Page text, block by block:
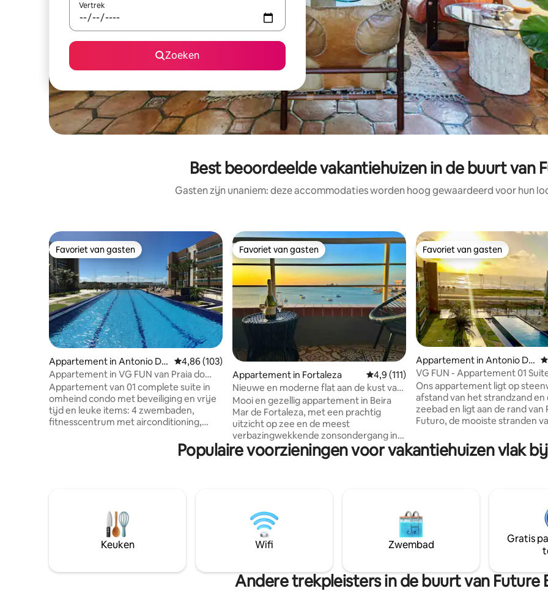
Vertrek
Zoeken
Best beoordeelde vakantiehuizen in de buurt van
Gasten zijn unaniem: deze accommodaties worden hoog gewaardeerd voor hun
Favoriet van gasten
Favoriet van gasten
Appartement in Antonio Dio
go
Gemiddelde beoordeling van 4,86 op 5, 103 recensies
4,86 (103)
Appartement in VG FUN van Praia do
Futuro
Appartement van 01 complete suite in
omheind condo met beveiliging en vrije
tijd en leuke items: 4 zwembaden,
fitnesscentrum met airconditioning,
het appartement zijn er bed- en
badlinnen, een volledige keuken met een
tv met een eenpersoonsbed in de
woonkamer. We hebben airconditioning
in de slaapkamer en woonkamer. Het
appartement heeft gratis wifi van
overdekte parkeerplaats.
Favoriet van gasten
Favoriet van gasten
Appartement in Fortaleza Gemiddelde beoordeling van 4,9 op 5, 111
4,9 (111)
Nieuwe en moderne flat aan de kust van
Fortaleza
Mooi en gezellig appartement in Beira
Mar de Fortaleza, met een prachtig
uitzicht op zee en de meest
verbazingwekkende zonsondergang in
de stad. Onlangs gerenoveerd, het
appartement heeft een complete
appartement een suite met een
queensize bed, airconditioning, smart-tv,
slaapbank, wifi. Met een bevoorrechte
locatie, dicht bij de nieuwe vismarkten
Favoriet van gasten
Favoriet van gasten
Appartement in Antonio Dio
go
VG FUN - Appartement 01
zeezicht
Ons appartement ligt op
afstand van het strandzand en
zeebad en ligt aan de rand van
Futuro, de mooiste stranden
zoals Hotel Vila Galé,
Shopping RioMar, onder
gratis WiFi tot je beschikking en
buitenzwembad. De
luchthaven Fortaleza Pinto
op 11 km afstand.
Populaire voorzieningen voor vakantiehuizen vlak
Keuken Wifi Zwembad
Gratis
Andere trekpleisters in de buurt van Future